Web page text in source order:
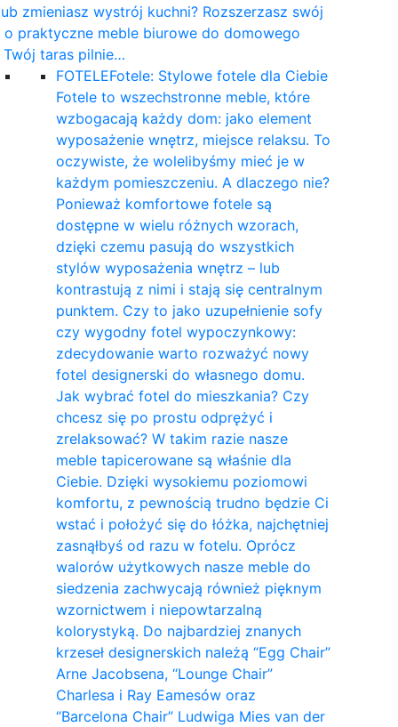
zmieniasz wystrój kuchni? Rozszerzasz swój
o praktyczne meble biurowe do domowego
Twój taras pilnie…
FOTELEFotele: Stylowe fotele dla Ciebie
Fotele to wszechstronne meble, które
wzbogacają każdy dom: jako element
wyposażenie wnętrz, miejsce relaksu. To
oczywiste, że wolelibyśmy mieć je w
każdym pomieszczeniu. A dlaczego nie?
Ponieważ komfortowe fotele są
dostępne w wielu różnych wzorach,
dzięki czemu pasują do wszystkich
stylów wyposażenia wnętrz – lub
kontrastują z nimi i stają się centralnym
punktem. Czy to jako uzupełnienie sofy
czy wygodny fotel wypoczynkowy:
zdecydowanie warto rozważyć nowy
fotel designerski do własnego domu.
Jak wybrać fotel do mieszkania? Czy
chcesz się po prostu odprężyć i
zrelaksować? W takim razie nasze
meble tapicerowane są właśnie dla
Ciebie. Dzięki wysokiemu poziomowi
komfortu, z pewnością trudno będzie Ci
wstać i położyć się do łóżka, najchętniej
zasnąłbyś od razu w fotelu. Oprócz
walorów użytkowych nasze meble do
siedzenia zachwycają również pięknym
wzornictwem i niepowtarzalną
kolorystyką. Do najbardziej znanych
krzeseł designerskich należą “Egg Chair”
Arne Jacobsena, “Lounge Chair”
Charlesa i Ray Eamesów oraz
“Barcelona Chair” Ludwiga Mies van der